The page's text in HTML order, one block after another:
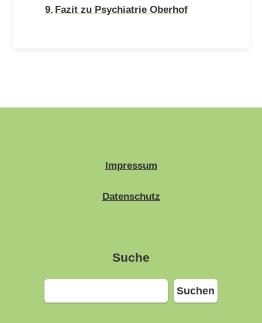
Fazit zu Psychiatrie Oberhof
Impressum
Datenschutz
Suche
Suchen
Suchen